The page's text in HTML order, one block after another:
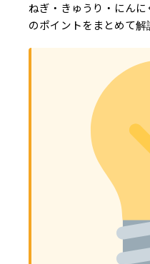
ねぎ・きゅうり・にん
のポイントをまとめて解